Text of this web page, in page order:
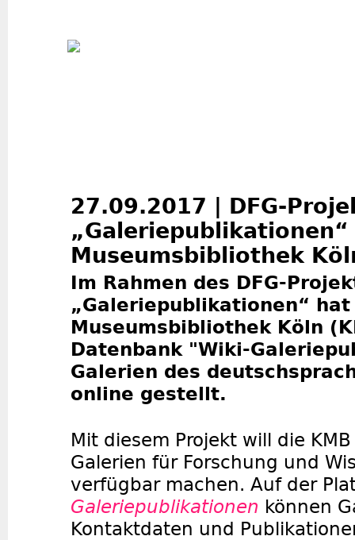
27.09.2017 | DFG-
Museumsbibliothek
Im Rahmen des DFG-
„Galeriepublikationen“
Museumsbibliothek Köln
Datenbank "Wiki-
Galerien des
online gestellt.
Mit diesem Projekt will die
Galerien für Forschung und
verfügbar machen. Auf der
Galeriepublikationen können
Kontaktdaten und